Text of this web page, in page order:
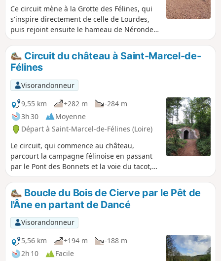
Ce circuit mène à la Grotte des Félines, qui
s'inspire directement de celle de Lourdes,
puis rejoint ensuite le hameau de Nérondet,
puis le village, à travers bois.
Circuit du château à Saint-Marcel-de-
Félines
Visorandonneur
9,55 km
+282 m
-284 m
3h 30
Moyenne
Départ à Saint-Marcel-de-Félines (Loire)
Le circuit, qui commence au château,
parcourt la campagne félinoise en passant
par le Pont des Bonnets et la voie du tacot,
puis continue par le moulin entre rivière et
forêt.Boucle du Bois de Cierve par le Pêt de
l'Âne en partant de Dancé
Visorandonneur
5,56 km
+194 m
-188 m
2h 10
Facile